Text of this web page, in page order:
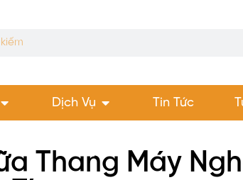
Dịch Vụ Tin Tức
Thang Máy